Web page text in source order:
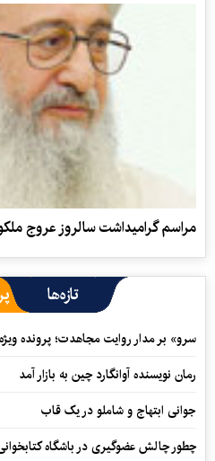
مراسم گراميداشت سالروز عروج
تازه‌ها
سرو» بر مدار روایت مجاهدت؛ پرونده
رمان نویسنده آوانگارد چین به بازار آمد
جوانی ابتهاج و شاملو در یک قاب
چطور چالش عضوگیری در باشگاه